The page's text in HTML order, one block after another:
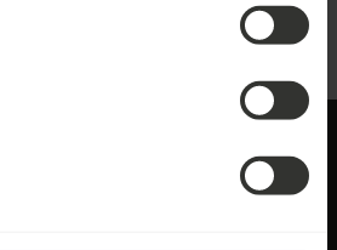
POPTÁVKU